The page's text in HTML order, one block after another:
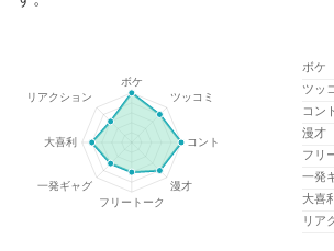
ボケ
ツッ
コント
漫才
フリ
一発
大喜利
リア